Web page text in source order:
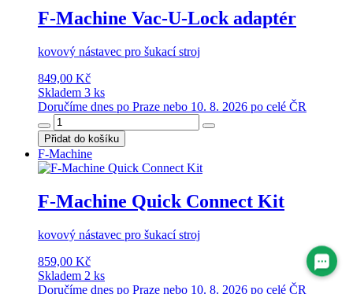
F-Machine Vac-U-Lock adaptér
kovový nástavec pro šukací stroj
849,00 Kč
Skladem 3 ks
Doručíme dnes po Praze nebo 10. 8. 2026 po celé ČR
Přidat do košíku
F-Machine
F-Machine Quick Connect Kit
kovový nástavec pro šukací stroj
859,00 Kč
Skladem 2 ks
Doručíme dnes po Praze nebo 10. 8. 2026 po celé ČR